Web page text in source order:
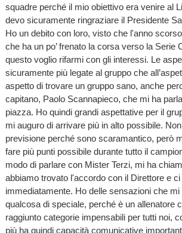
squadre perché il mio obiettivo era venire al
devo sicuramente ringraziare il Presidente
Ho un debito con loro, visto che l'anno
che ha un po’ frenato la corsa verso la Serie
questo voglio rifarmi con gli interessi. Le
sicuramente più legate al gruppo che
aspetto di trovare un gruppo sano, anche
capitano, Paolo Scannapieco, che mi ha
piazza. Ho quindi grandi aspettative per il
mi auguro di arrivare più in alto possibile.
previsione perché sono scaramantico, però
fare più punti possibile durante tutto il
modo di parlare con Mister Terzi, mi ha
abbiamo trovato l'accordo con il Direttore e
immediatamente. Ho delle sensazioni che
qualcosa di speciale, perché è un allenatore
raggiunto categorie impensabili per tutti noi,
più ha quindi capacità comunicative